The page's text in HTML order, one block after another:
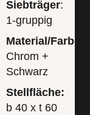
Siebträger:
1-gruppig
Material/Farbe:
Chrom +
Schwarz
Stellfläche:
b 40 x t 60